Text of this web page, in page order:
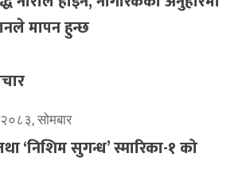
मापन हुन्छ
सोमबार
‘निशिम सुगन्ध’ स्मारिका-१ को